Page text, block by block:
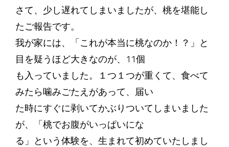
さて、少し遅れてしまいましたが、桃を堪能し
たご報告です。
我が家には、「これが本当に桃なのか！？」と
目を疑うほど大きなのが、11個
も入っていました。１つ１つが重くて、食べて
みたら噛みごたえがあって、届い
た時にすぐに剥いてかぶりついてしまいました
が、「桃でお腹がいっぱいにな
る」という体験を、生まれて初めていたしまし